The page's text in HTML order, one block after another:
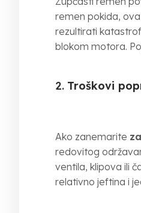
remen pokida,
rezultirati
blokom motora.
2. Troškovi
Ako zanemarite
redovitog
ventila, klipova ili
relativno jeftina i